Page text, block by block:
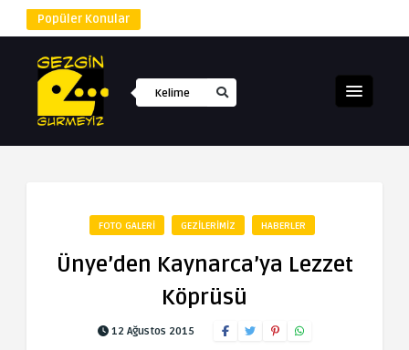
Popüler Konular
FOTO GALERI GEZILERIMIZ HABERLER
Ünye’den Kaynarca’ya Lezzet
Köprüsü
12 Ağustos 2015